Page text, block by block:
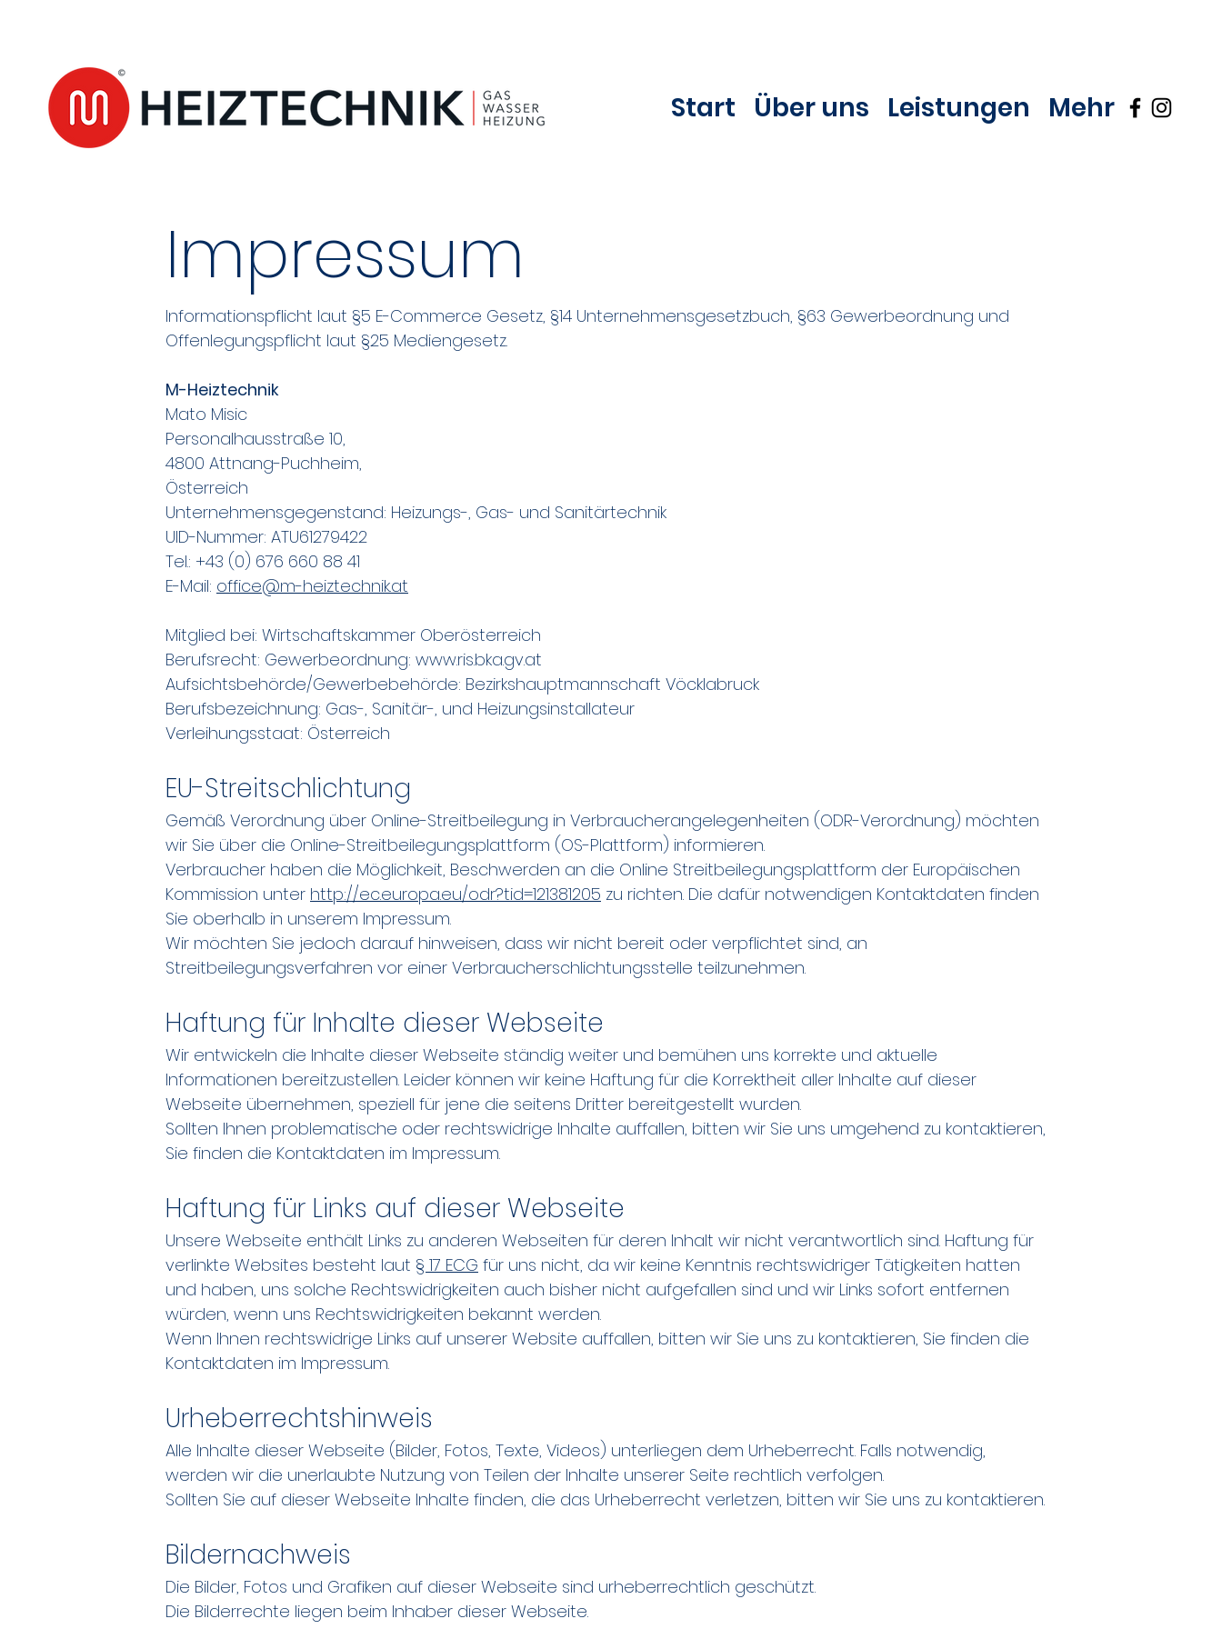
Start Über uns Leistungen Mehr
Impressum
Informationspflicht laut §5 E-Commerce Gesetz, §14 Unternehmensgesetzbuch, §63 Gewerbeordnung und
Offenlegungspflicht laut §25 Mediengesetz.
M-Heiztechnik
Mato Misic
Personalhausstraße 10,
4800 Attnang-Puchheim,
Österreich
Unternehmensgegenstand: Heizungs-, Gas- und Sanitärtechnik
UID-Nummer: ATU61279422
Tel.: +43 (0) 676 660 88 41
E-Mail: office@m-heiztechnik.at
Mitglied bei: Wirtschaftskammer Oberösterreich
Berufsrecht: Gewerbeordnung: www.ris.bka.gv.at
Aufsichtsbehörde/Gewerbebehörde: Bezirkshauptmannschaft Vöcklabruck
Berufsbezeichnung: Gas-, Sanitär-, und Heizungsinstallateur
Verleihungsstaat: Österreich
EU-Streitschlichtung
Gemäß Verordnung über Online-Streitbeilegung in Verbraucherangelegenheiten (ODR-Verordnung) möchten
wir Sie über die Online-Streitbeilegungsplattform (OS-Plattform) informieren.
Verbraucher haben die Möglichkeit, Beschwerden an die Online Streitbeilegungsplattform der Europäischen
Kommission unter http://ec.europa.eu/odr?tid=121381205 zu richten. Die dafür notwendigen Kontaktdaten finden
Sie oberhalb in unserem Impressum.
Wir möchten Sie jedoch darauf hinweisen, dass wir nicht bereit oder verpflichtet sind, an
Streitbeilegungsverfahren vor einer Verbraucherschlichtungsstelle teilzunehmen.
Haftung für Inhalte dieser Webseite
Wir entwickeln die Inhalte dieser Webseite ständig weiter und bemühen uns korrekte und aktuelle
Informationen bereitzustellen. Leider können wir keine Haftung für die Korrektheit aller Inhalte auf dieser
Webseite übernehmen, speziell für jene die seitens Dritter bereitgestellt wurden.
Sollten Ihnen problematische oder rechtswidrige Inhalte auffallen, bitten wir Sie uns umgehend zu kontaktieren,
Sie finden die Kontaktdaten im Impressum.
Haftung für Links auf dieser Webseite
Unsere Webseite enthält Links zu anderen Webseiten für deren Inhalt wir nicht verantwortlich sind. Haftung für
verlinkte Websites besteht laut § 17 ECG für uns nicht, da wir keine Kenntnis rechtswidriger Tätigkeiten hatten
und haben, uns solche Rechtswidrigkeiten auch bisher nicht aufgefallen sind und wir Links sofort entfernen
würden, wenn uns Rechtswidrigkeiten bekannt werden.
Wenn Ihnen rechtswidrige Links auf unserer Website auffallen, bitten wir Sie uns zu kontaktieren, Sie finden die
Kontaktdaten im Impressum.
Urheberrechtshinweis
Alle Inhalte dieser Webseite (Bilder, Fotos, Texte, Videos) unterliegen dem Urheberrecht. Falls notwendig,
werden wir die unerlaubte Nutzung von Teilen der Inhalte unserer Seite rechtlich verfolgen.
Sollten Sie auf dieser Webseite Inhalte finden, die das Urheberrecht verletzen, bitten wir Sie uns zu kontaktieren.
Bildernachweis
Die Bilder, Fotos und Grafiken auf dieser Webseite sind urheberrechtlich geschützt.
Die Bilderrechte liegen beim Inhaber dieser Webseite.